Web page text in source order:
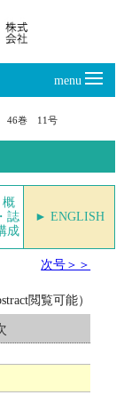
menu
46巻 11号
誌
成
► ENGLISH
次号＞＞
閲覧可能）